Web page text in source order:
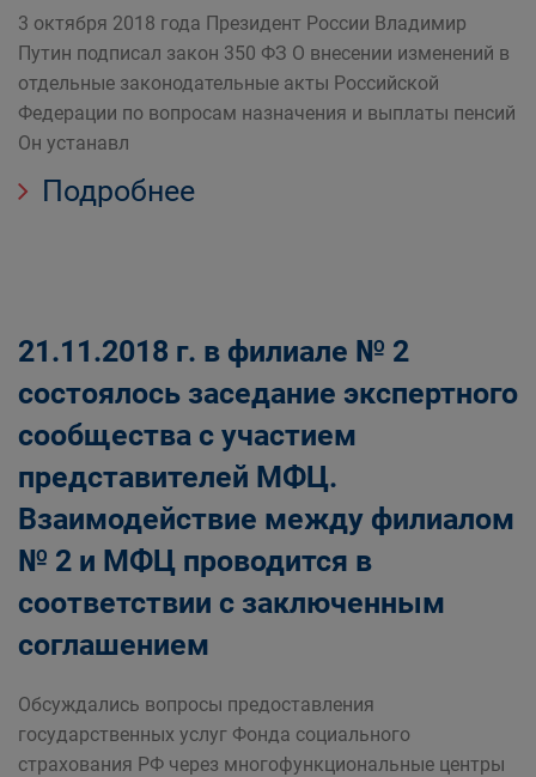
3 октября 2018 года Президент России Владимир
Путин подписал закон 350 ФЗ О внесении изменений в
отдельные законодательные акты Российской
Федерации по вопросам назначения и выплаты пенсий
Он устанавл
Подробнее
21.11.2018 г. в филиале № 2
состоялось заседание экспертного
сообщества с участием
представителей МФЦ.
Взаимодействие между филиалом
№ 2 и МФЦ проводится в
соответствии с заключенным
соглашением
Обсуждались вопросы предоставления
государственных услуг Фонда социального
страхования РФ через многофункциональные центры